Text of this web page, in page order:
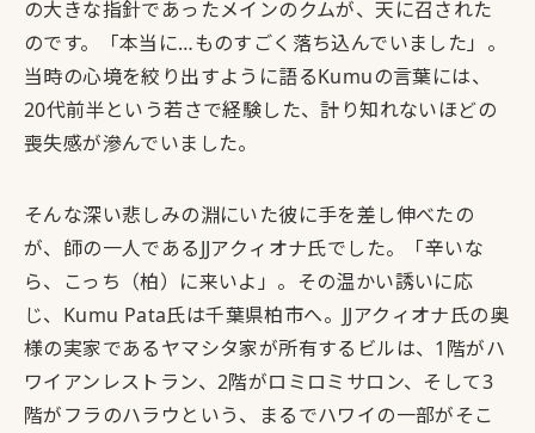
の大きな指針であったメインのクムが、天に召された
のです。「本当に…ものすごく落ち込んでいました」。
当時の心境を絞り出すように語るKumuの言葉には、
20代前半という若さで経験した、計り知れないほどの
喪失感が滲んでいました。
そんな深い悲しみの淵にいた彼に手を差し伸べたの
が、師の一人であるJJアクィオナ氏でした。「辛いな
ら、こっち（柏）に来いよ」。その温かい誘いに応
じ、Kumu Pata氏は千葉県柏市へ。JJアクィオナ氏の奥
様の実家であるヤマシタ家が所有するビルは、1階がハ
ワイアンレストラン、2階がロミロミサロン、そして3
階がフラのハラウという、まるでハワイの一部がそこ